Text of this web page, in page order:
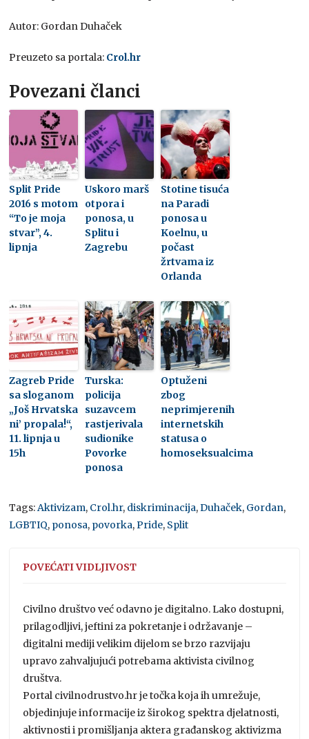
Autor: Gordan Duhaček
Preuzeto sa portala: Crol.hr
Povezani članci
Split Pride
2016 s motom
“To je moja
stvar”, 4.
lipnja
Uskoro marš
otpora i
ponosa, u
Splitu i
Zagrebu
Stotine tisuća
na Paradi
ponosa u
Koelnu, u
počast
žrtvama iz
Orlanda
Zagreb Pride
sa sloganom
„Još Hrvatska
ni’ propala!“,
11. lipnja u
15h
Turska:
policija
suzavcem
rastjerivala
sudionike
Povorke
ponosa
Optuženi
zbog
neprimjerenih
internetskih
statusa o
homoseksualcima
Tags:Aktivizam, Crol.hr, diskriminacija,Duhaček, Gordan,
LGBTIQ, ponosa, povorka,Pride, Split
POVEĆATI VIDLJIVOST
Civilno društvo već odavno je digitalno. Lako dostupni,
prilagodljivi, jeftini za pokretanje i održavanje –
digitalni mediji velikim dijelom se brzo razvijaju
upravo zahvaljujući potrebama aktivista civilnog
društva.
Portal civilnodrustvo.hr je točka koja ih umrežuje,
objedinjuje informacije iz širokog spektra djelatnosti,
aktivnosti i promišljanja aktera građanskog aktivizma